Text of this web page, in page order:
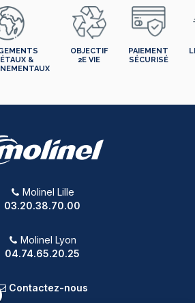
&
OBJECTIF
2E VIE
PAIEMENT
SÉCURISÉ
Molinel Lille
03.20.38.70.00
Molinel Lyon
04.74.65.20.25
Contactez-nous